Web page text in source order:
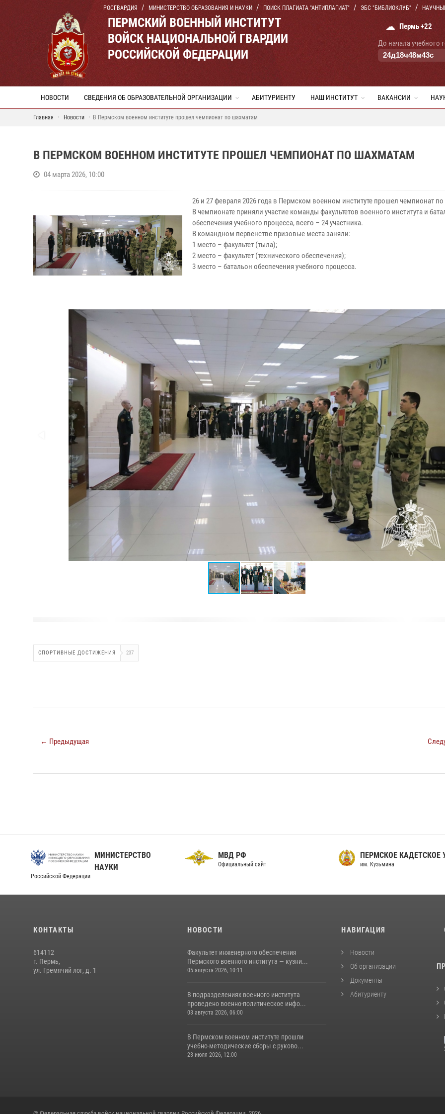
РОСГВАРДИЯ МИНИСТЕРСТВО ОБРАЗОВАНИЯ И НАУКИ ПОИСК ПЛАГИАТА "АНТИПЛАГИАТ" ЭБС "БИБЛИОКЛУБ"
ПЕРМСКИЙ ВОЕННЫЙ ИНСТИТУТ
ВОЙСК НАЦИОНАЛЬНОЙ ГВАРДИИ
РОССИЙСКОЙ ФЕДЕРАЦИИ
☁ Пермь +22
До начала учебного
24д18ч48м42с
НОВОСТИ СВЕДЕНИЯ ОБ ОБРАЗОВАТЕЛЬНОЙ ОРГАНИЗАЦИИ АБИТУРИЕНТУ НАШ ИНСТИТУТ ВАКАНСИИ
Главная Новости В Пермском военном институте прошел чемпионат по шахматам
В ПЕРМСКОМ ВОЕННОМ ИНСТИТУТЕ ПРОШЕЛ ЧЕМПИОНАТ ПО ШАХМАТАМ
04 марта 2026, 10:00
26 и 27 февраля 2026 года в Пермском военном институте прошел чемпионат
В чемпионате приняли участие команды факультетов военного института и
обеспечения учебного процесса, всего – 24 участника.
В командном первенстве призовые места заняли:
1 место – факультет
2 место – факультет (технического обеспечения);
3 место – батальон обеспечения учебного процесса.
СПОРТИВНЫЕ ДОСТИЖЕНИЯ 237
← Предыдущая
МИНИСТЕРСТВО
НАУКИ
Российской Федерации
МВД РФ
Официальный сайт
ПЕРМСКОЕ КАДЕТСКОЕ
им. Кузьмина
КОНТАКТЫ
614112
г. Пермь,
ул. Гремячий лог, д. 1
НОВОСТИ
Факультет инженерного обеспечения
Пермского военного института — кузни...
05 августа 2026, 10:11
В подразделениях военного института
проведено военно-политическое инфо...
03 августа 2026, 06:00
В Пермском военном институте прошли
учебно-методические сборы с руково...
23 июля 2026, 12:00
НАВИГАЦИЯ
Новости
Об организации
Документы
Абитуриенту